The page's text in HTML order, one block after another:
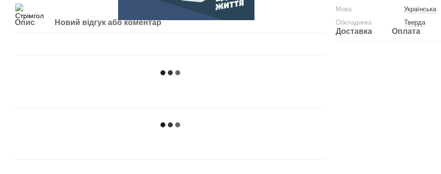
Опис Новий відгук або коментар
Мова
Українська
Обкладинка
Тверда
Доставка Оплата